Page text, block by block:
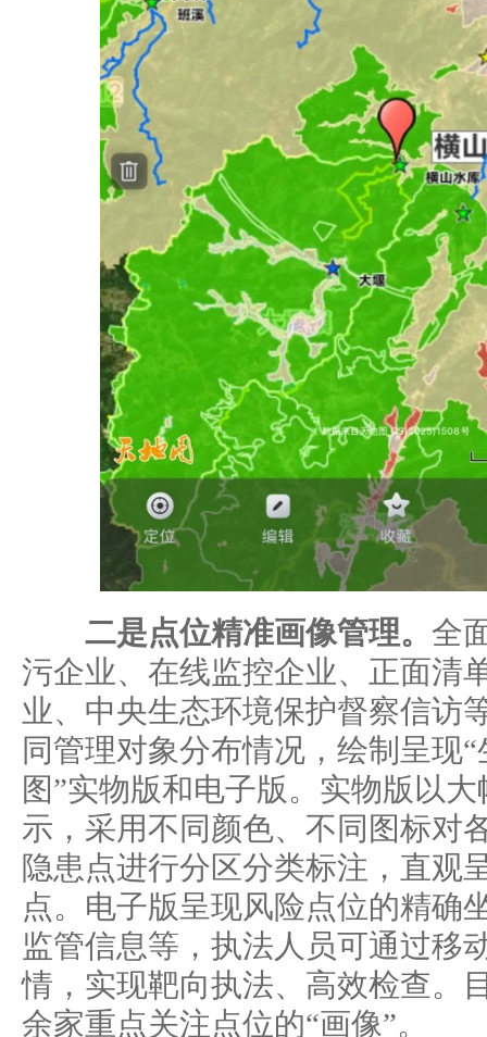
二是点位精准画像管理。 全
污企业、在线监控企业、正面清
业、中央生态环境保护督察信访
同管理对象分布情况，绘制呈现
图”实物版和电子版。实物版以
示，采用不同颜色、不同图标对
隐患点进行分区分类标注，直观
点。电子版呈现风险点位的精确
监管信息等，执法人员可通过移
情，实现靶向执法、高效检查。
余家重点关注点位的“画像”。